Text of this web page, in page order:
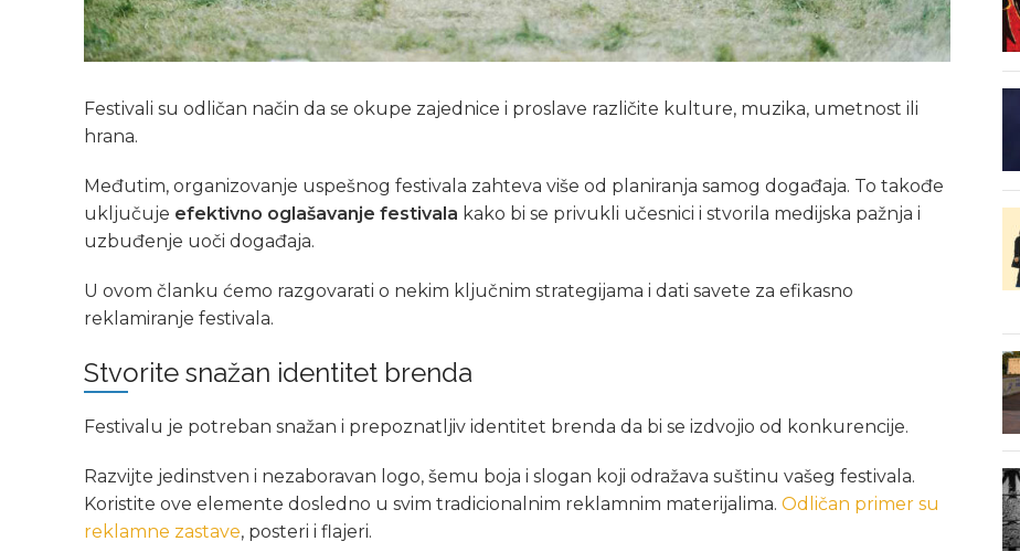
Festivali su odličan način da se okupe zajednice i proslave različite kulture, muzika, umetnost ili
hrana.
Međutim, organizovanje uspešnog festivala zahteva više od planiranja samog događaja. To takođe
uključuje efektivno oglašavanje festivala kako bi se privukli učesnici i stvorila medijska pažnja i
uzbuđenje uoči događaja.
U ovom članku ćemo razgovarati o nekim ključnim strategijama i dati savete za efikasno
reklamiranje festivala.
Stvorite snažan identitet brenda
Festivalu je potreban snažan i prepoznatljiv identitet brenda da bi se izdvojio od konkurencije.
Razvijte jedinstven i nezaboravan logo, šemu boja i slogan koji odražava suštinu vašeg festivala.
Koristite ove elemente dosledno u svim tradicionalnim reklamnim materijalima. Odličan primer su
reklamne zastave, posteri i flajeri.